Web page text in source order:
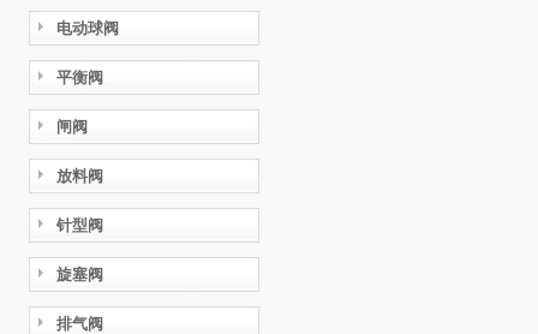
电动球阀
平衡阀
闸阀
放料阀
针型阀
旋塞阀
排气阀